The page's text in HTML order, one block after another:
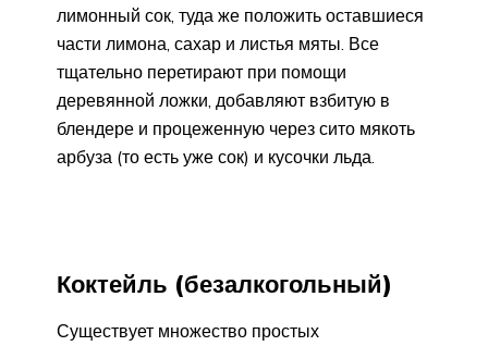
лимонный сок, туда же положить оставшиеся
части лимона, сахар и листья мяты. Все
тщательно перетирают при помощи
деревянной ложки, добавляют взбитую в
блендере и процеженную через сито мякоть
арбуза (то есть уже сок) и кусочки льда.
Коктейль (безалкогольный)
Существует множество простых